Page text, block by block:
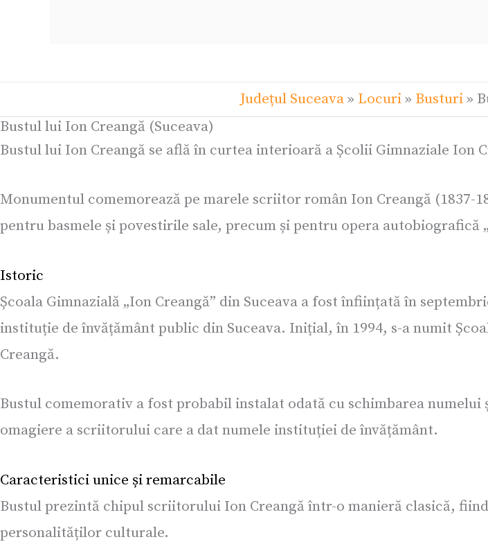
Județul Suceava» Locuri» Busturi»
Bustul lui Ion Creangă (Suceava)
Bustul lui Ion Creangă se află în curtea interioară a Școlii Gimnaziale Ion
Monumentul comemorează pe marele scriitor român Ion Creangă
pentru basmele și povestirile sale, precum și pentru opera autobiografică
Istoric
Școala Gimnazială „Ion Creangă” din Suceava a fost înființată în
instituție de învățământ public din Suceava. Inițial, în 1994, s-a numit
Creangă.
Bustul comemorativ a fost probabil instalat odată cu schimbarea
omagiere a scriitorului care a dat numele instituției de învățământ.
Caracteristici unice și remarcabile
Bustul prezintă chipul scriitorului Ion Creangă într-o manieră clasică,
personalităților culturale.